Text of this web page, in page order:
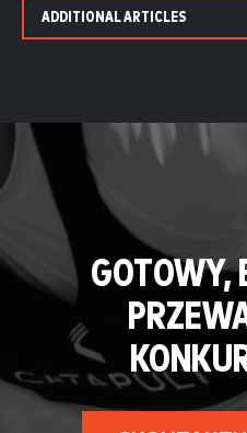
ADDITIONAL ARTICLES
GOTOWY,